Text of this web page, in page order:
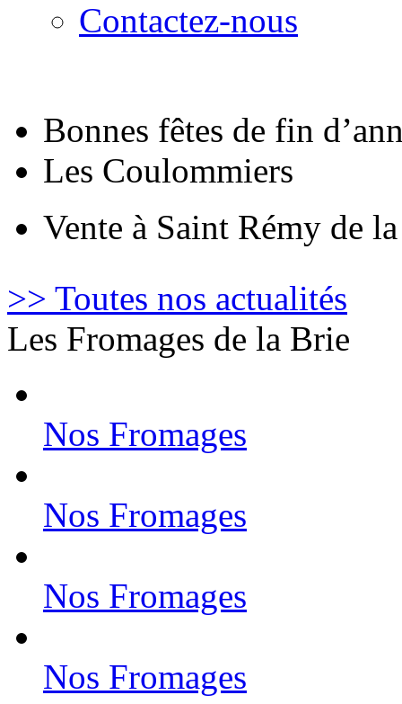
Contactez-nous
Bonnes fêtes de fin
Les Coulommiers
Vente à Saint Rémy de
>> Toutes nos actualités
Les Fromages de la Brie
Nos Fromages
Nos Fromages
Nos Fromages
Nos Fromages